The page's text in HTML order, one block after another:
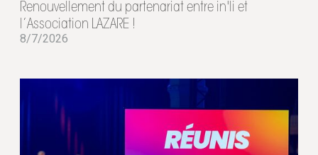
Renouvellement du partenariat entre in'li et
l’Association LAZARE !
8/7/2026